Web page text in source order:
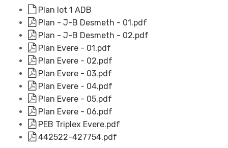
Plan lot 1 ADB
Plan - J-B Desmeth - 01.pdf
Plan - J-B Desmeth - 02.pdf
Plan Evere - 01.pdf
Plan Evere - 02.pdf
Plan Evere - 03.pdf
Plan Evere - 04.pdf
Plan Evere - 05.pdf
Plan Evere - 06.pdf
PEB Triplex Evere.pdf
442522-427754.pdf